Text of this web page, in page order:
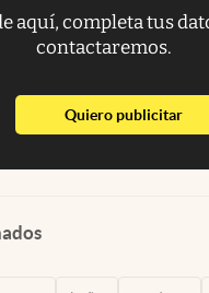
aquí, completa tus
contactaremos.
Quiero publicitar